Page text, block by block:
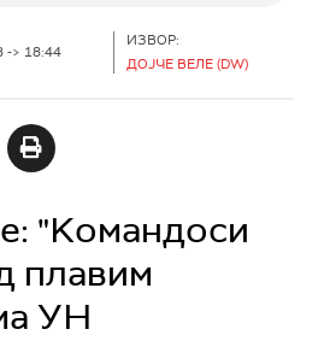
-> 18:44
ИЗВОР:
ДОЈЧЕ ВЕЛЕ (DW)
"Kомандоси
плавим
УН